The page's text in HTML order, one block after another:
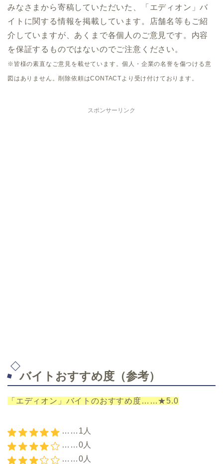
みなさまから寄稿していただいた、「エディオン」バ
イトに関する情報を掲載しています。店舗名等もご紹
介していますが、あくまで各個人のご意見です。内容
を保証するものではないのでご注意ください。
※皆様の素直なご意見を載せています。個人・企業の名誉を傷つける意
図はありません。削除依頼はCONTACTより受け付けております。
スポンサーリンク
バイトおすすめ度（参考）
「エディオン」バイトのおすすめ度……★5.0
……1人
……0人
……0人